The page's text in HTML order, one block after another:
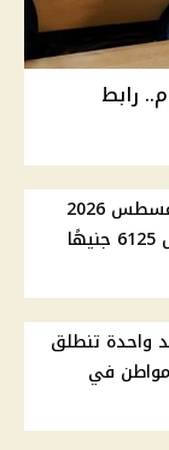
رابط
أسعار الذهب اليوم السبت 8 أغسطس 2026
واحدة تنطلق
3 ملايين مواطن في